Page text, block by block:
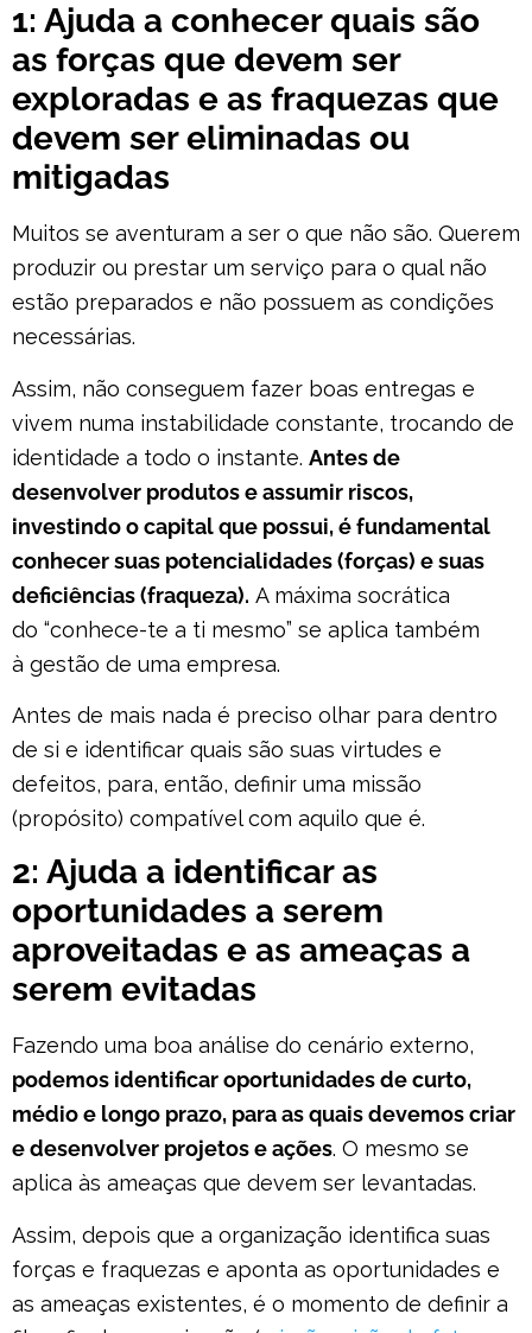
1: Ajuda a conhecer quais são
as forças que devem ser
exploradas e as fraquezas que
devem ser eliminadas ou
mitigadas
Muitos se aventuram a ser o que não são. Querem
produzir ou prestar um serviço para o qual não
estão preparados e não possuem as condições
necessárias.
Assim, não conseguem fazer boas entregas e
vivem numa instabilidade constante, trocando de
identidade a todo o instante. Antes de
desenvolver produtos e assumir riscos,
investindo o capital que possui, é fundamental
conhecer suas potencialidades (forças) e suas
deficiências (fraqueza). A máxima socrática
do “conhece-te a ti mesmo” se aplica também
à gestão de uma empresa.
Antes de mais nada é preciso olhar para dentro
de si e identificar quais são suas virtudes e
defeitos, para, então, definir uma missão
(propósito) compatível com aquilo que é.
2: Ajuda a identificar as
oportunidades a serem
aproveitadas e as ameaças a
serem evitadas
Fazendo uma boa análise do cenário externo,
podemos identificar oportunidades de curto,
médio e longo prazo, para as quais devemos criar
e desenvolver projetos e ações. O mesmo se
aplica às ameaças que devem ser levantadas.
Assim, depois que a organização identifica suas
forças e fraquezas e aponta as oportunidades e
as ameaças existentes, é o momento de definir a